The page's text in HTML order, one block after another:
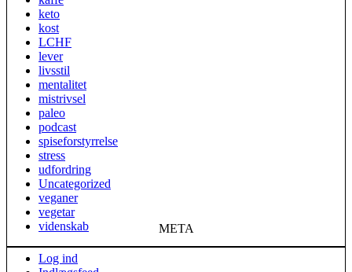
keto
kost
LCHF
lever
livsstil
mentalitet
mistrivsel
paleo
podcast
spiseforstyrrelse
stress
udfordring
Uncategorized
veganer
vegetar
videnskab
META
Log ind